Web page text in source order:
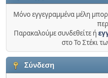
Μόνο εγγεγραμμένα μέλη
Παρακαλούμε συνδεθείτε ή
στο Το Στέκι
Σύνδεση